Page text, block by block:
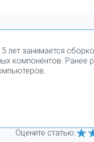
лет занимается
компонентов. Ранее
Оцените статью: